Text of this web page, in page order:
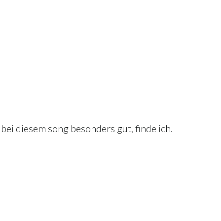
diesem song besonders gut, finde ich.